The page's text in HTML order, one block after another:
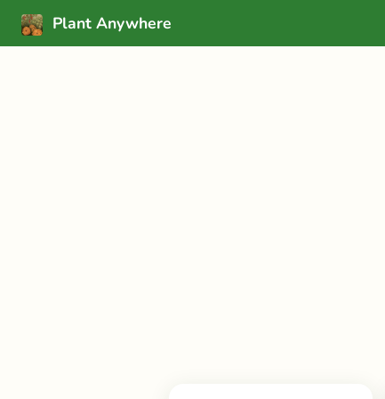
Plant Anywhere